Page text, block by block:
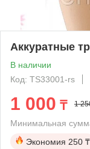
Аккуратные
В наличии
Код: TS33001-rs
1 000 ₸ 1
Минимальная
Экономия 250 ₸